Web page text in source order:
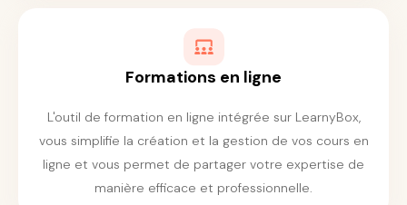
Formations en ligne
L'outil de formation en ligne intégrée sur LearnyBox,
vous simplifie la création et la gestion de vos cours en
ligne et vous permet de partager votre expertise de
manière efficace et professionnelle.